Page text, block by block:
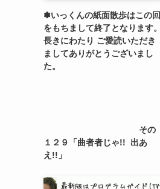
✽いっくんの紙面散歩はこの回
をもちまして終了となります。
長きにわたり ご愛読いただき
ましてありがとうございまし
た。
その
１２９「曲者者じゃ!! 出あ
え!!」